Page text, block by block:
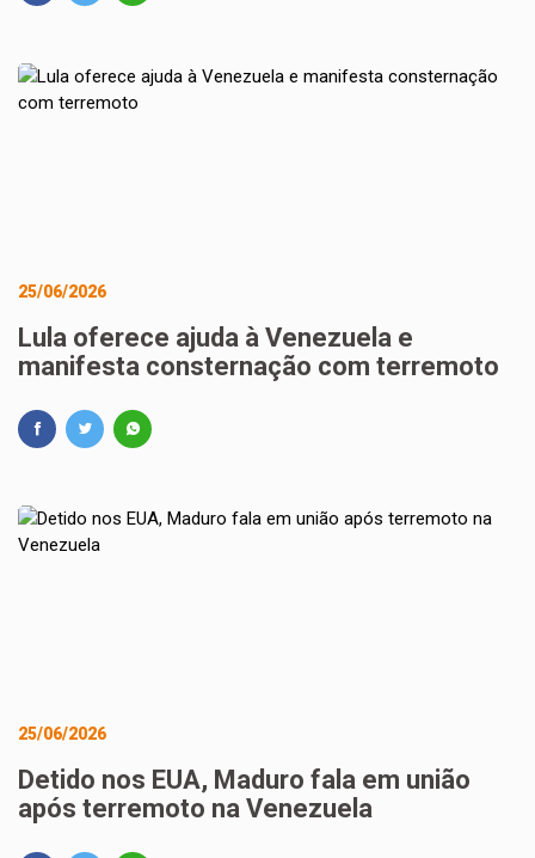
25/06/2026
Lula oferece ajuda à Venezuela e
manifesta consternação com terremoto
25/06/2026
Detido nos EUA, Maduro fala em união
após terremoto na Venezuela